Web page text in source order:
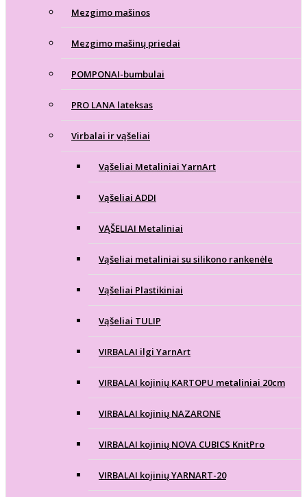
Mezgimo mašinos
Mezgimo mašinų priedai
POMPONAI-bumbulai
PRO LANA lateksas
Virbalai ir vąšeliai
Vąšeliai Metaliniai YarnArt
Vąšeliai ADDI
VĄŠELIAI Metaliniai
Vąšeliai metaliniai su silikono rankenėle
Vąšeliai Plastikiniai
Vąšeliai TULIP
VIRBALAI ilgi YarnArt
VIRBALAI kojinių KARTOPU metaliniai 20cm
VIRBALAI kojinių NAZARONE
VIRBALAI kojinių NOVA CUBICS KnitPro
VIRBALAI kojinių YARNART-20